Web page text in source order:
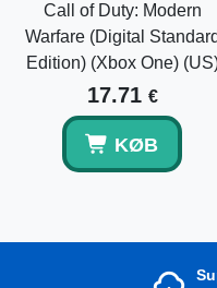
Call of Duty: Modern
Warfare (Digital Standard
Edition) (Xbox One)
17.71 €
KØB